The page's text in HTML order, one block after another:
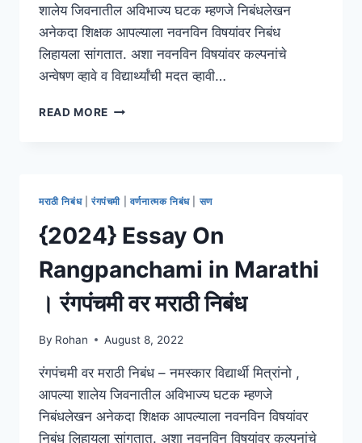
शालेय जिवनातील अविभाज्य घटक म्हणजे निबंधलेखन
अनेकदा शिक्षक आपल्याला नवनविन विषयांवर निबंध
लिहायला सांगतात. अशा नवनविन विषयांवर कल्पनांचे
अन्वेषण व्हावे व विद्यार्थ्यांची मदत व्हावी…
READ MORE [2
GANESH
CHATURTHI
ESSAY
MARATHI
मराठी निबंध| रंगपंचमी| वर्णनात्मक निबंध| सण
{2024} Essay On
Rangpanchami in Marathi
। रंगपंचमी वर मराठी निबंध
By Rohan August 8, 2022
रंगपंचमी वर मराठी निबंध – नमस्कार विद्यार्थी मित्रांनो ,
आपल्या शालेय जिवनातील अविभाज्य घटक म्हणजे
निबंधलेखन अनेकदा शिक्षक आपल्याला नवनविन विषयांवर
निबंध लिहायला सांगतात. अशा नवनविन विषयांवर कल्पनांचे